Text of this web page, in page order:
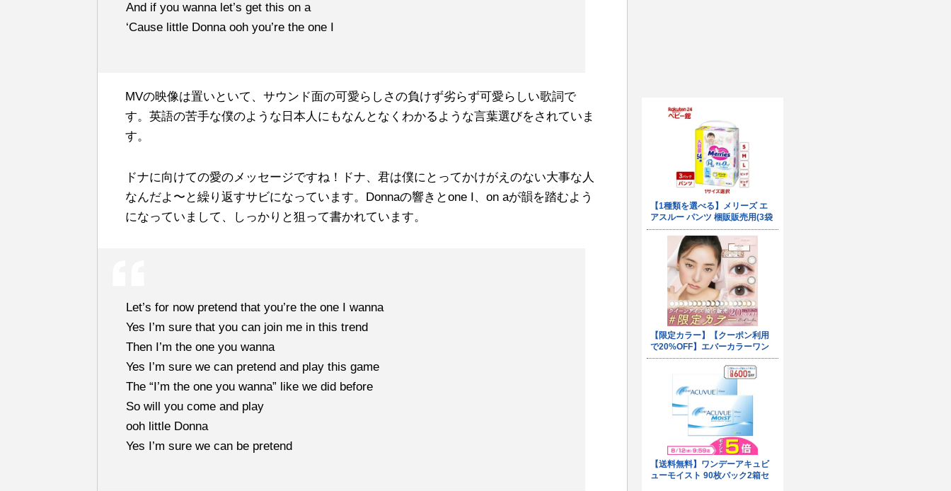
And if you wanna let’s get this on a
‘Cause little Donna ooh you’re the one I
MVの映像は置いといて、サウンド面の可愛らしさの負けず劣らず可愛らしい歌詞で
す。英語の苦手な僕のような日本人にもなんとなくわかるような言葉選びをされていま
す。
ドナに向けての愛のメッセージですね！ドナ、君は僕にとってかけがえのない大事な人
なんだよ〜と繰り返すサビになっています。Donnaの響きとone I、on aが韻を踏むよう
になっていまして、しっかりと狙って書かれています。
Let’s for now pretend that you’re the one I wanna
Yes I’m sure that you can join me in this trend
Then I’m the one you wanna
Yes I’m sure we can pretend and play this game
The “I’m the one you wanna” like we did before
So will you come and play
ooh little Donna
Yes I’m sure we can be pretend